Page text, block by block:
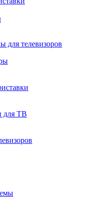
для телевизоров
для ТВ